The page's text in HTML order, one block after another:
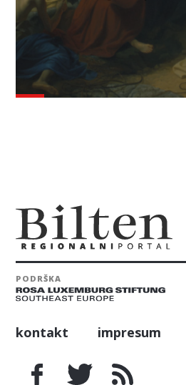
PODRŠKA
kontakt impresum